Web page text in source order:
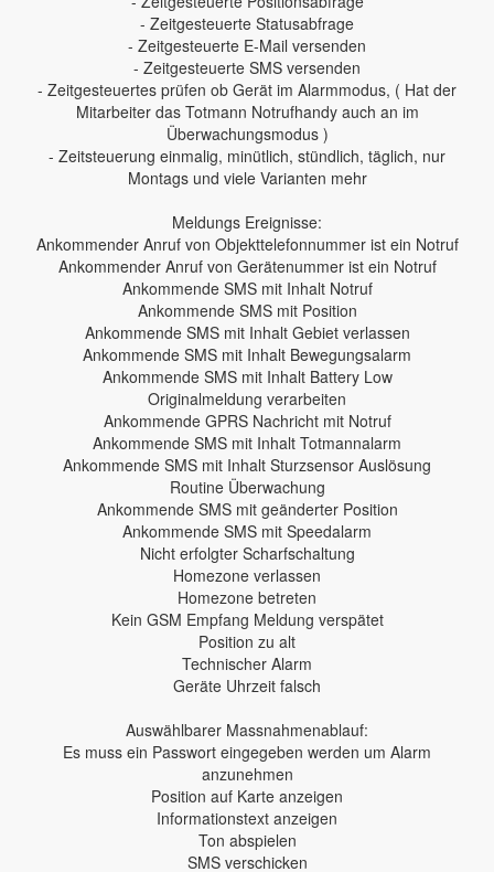
- Zeitgesteuerte Statusabfrage
- Zeitgesteuerte E-Mail versenden
- Zeitgesteuerte SMS versenden
- Zeitgesteuertes prüfen ob Gerät im Alarmmodus, ( Hat der
Mitarbeiter das Totmann Notrufhandy auch an im
Überwachungsmodus )
- Zeitsteuerung einmalig, minütlich, stündlich, täglich, nur
Montags und viele Varianten mehr
Meldungs Ereignisse:
Ankommender Anruf von Objekttelefonnummer ist ein Notruf
Ankommender Anruf von Gerätenummer ist ein Notruf
Ankommende SMS mit Inhalt Notruf
Ankommende SMS mit Position
Ankommende SMS mit Inhalt Gebiet verlassen
Ankommende SMS mit Inhalt Bewegungsalarm
Ankommende SMS mit Inhalt Battery Low
Originalmeldung verarbeiten
Ankommende GPRS Nachricht mit Notruf
Ankommende SMS mit Inhalt Totmannalarm
Ankommende SMS mit Inhalt Sturzsensor Auslösung
Routine Überwachung
Ankommende SMS mit geänderter Position
Ankommende SMS mit Speedalarm
Nicht erfolgter Scharfschaltung
Homezone verlassen
Homezone betreten
Kein GSM Empfang Meldung verspätet
Position zu alt
Technischer Alarm
Geräte Uhrzeit falsch
Auswählbarer Massnahmenablauf:
Es muss ein Passwort eingegeben werden um Alarm
anzunehmen
Position auf Karte anzeigen
Informationstext anzeigen
Ton abspielen
SMS verschicken